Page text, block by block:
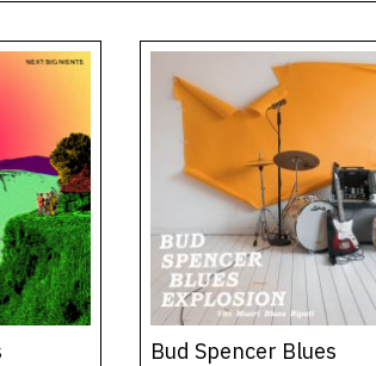
Bud Spencer Blues